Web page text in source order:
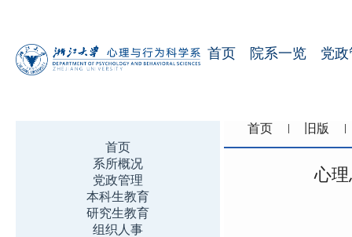
首页 院系一览 党
首页
系所概况
党政管理
本科生教育
研究生教育
组织人事
首页 旧版
心